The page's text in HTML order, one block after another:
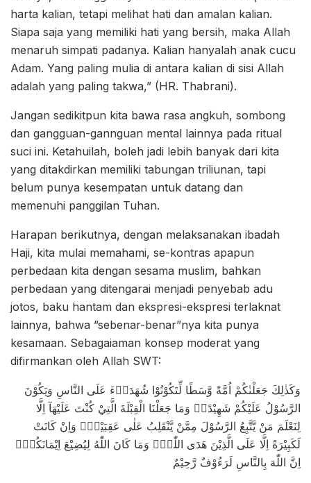
harta kalian, tetapi melihat hati dan amalan kalian.
Siapa saja yang memiliki hati yang bersih, maka Allah
menaruh simpati padanya. Kalian hanyalah anak cucu
Adam. Yang paling mulia di antara kalian di sisi Allah
adalah yang paling takwa,” (HR. Thabrani).
Jangan sedikitpun kita bawa rasa angkuh, sombong
dan gangguan-gannguan mental lainnya pada ritual
suci ini. Ketahuilah, boleh jadi lebih banyak dari kita
yang ditakdirkan memiliki tabungan triliunan, tapi
belum punya kesempatan untuk datang dan
memenuhi panggilan Tuhan.
Harapan berikutnya, dengan melaksanakan ibadah
Haji, kita mulai memahami, se-kontras apapun
perbedaan kita dengan sesama muslim, bahkan
perbedaan yang ditengarai menjadi penyebab adu
jotos, baku hantam dan ekspresi-ekspresi terlaknat
lainnya, bahwa ”sebenar-benar”nya kita punya
kesamaan. Sebagaiaman konsep moderat yang
difirmankan oleh Allah SWT:
وَكَذٰلِكَ جَعَلْنٰكُمْ اُمَّةً وَّسَطًا لِّتَكُوْنُوْا شُهَدَاۤءَ عَلَى النَّاسِ وَيَكُوْنَ
الرَّسُوْلُ عَلَيْكُمْ شَهِيْدًاۗ وَمَا جَعَلْنَا الْقِبْلَةَ الَّتِيْ كُنْتَ عَلَيْهَآ اِلَّا
لِنَعْلَمَ مَنْ يَّتَّبِعُ الرَّسُوْلَ مِمَّنْ يَّنْقَلِبُ عَلٰى عَقِبَيْهِۗ وَاِنْ كَانَتْ
لَكَبِيْرَةً اِلَّا عَلَى الَّذِيْنَ هَدَى اللّٰهُۗ وَمَا كَانَ اللّٰهُ لِيُضِيْعَ اِيْمَانَكُمْۗ
اِنَّ اللّٰهَ بِالنَّاسِ لَرَءُوْفٌ رَّحِيْمٌ